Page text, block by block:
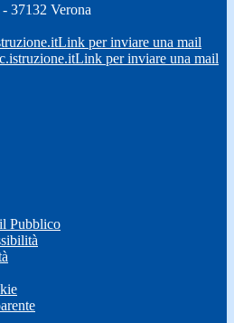
37132 Verona
Link per inviare una mail
Link per inviare una mail
Pubblico